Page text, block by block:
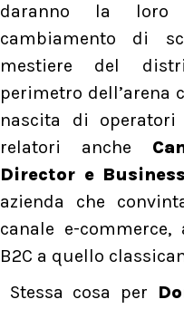
daranno la loro
cambiamento di
mestiere del
perimetro dell’arena
nascita di
relatori anche
Director e
azienda che
canale e-
B2C a quello
Stessa cosa per